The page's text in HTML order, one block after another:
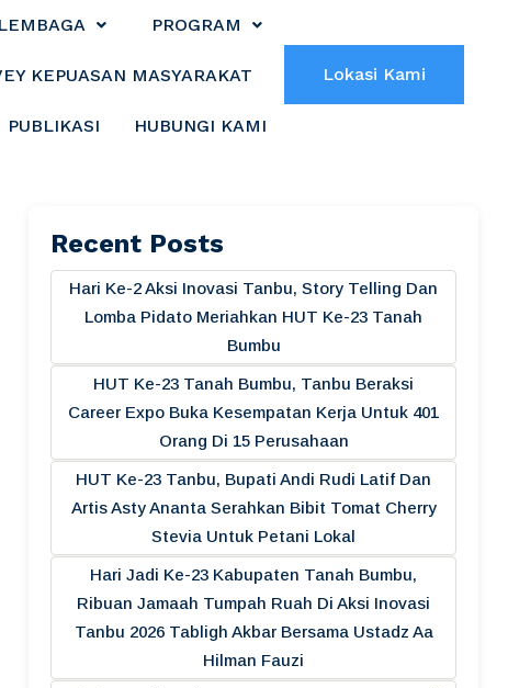
LEMBAGA PROGRAM
KEPUASAN MASYARAKAT
PUBLIKASI HUBUNGI KAMI
Lokasi Kami
Recent Posts
Hari Ke-2 Aksi Inovasi Tanbu, Story Telling Dan
Lomba Pidato Meriahkan HUT Ke-23 Tanah
Bumbu
HUT Ke-23 Tanah Bumbu, Tanbu Beraksi
Career Expo Buka Kesempatan Kerja Untuk 401
Orang Di 15 Perusahaan
HUT Ke-23 Tanbu, Bupati Andi Rudi Latif Dan
Artis Asty Ananta Serahkan Bibit Tomat Cherry
Stevia Untuk Petani Lokal
Hari Jadi Ke-23 Kabupaten Tanah Bumbu,
Ribuan Jamaah Tumpah Ruah Di Aksi Inovasi
Tanbu 2026 Tabligh Akbar Bersama Ustadz Aa
Hilman Fauzi